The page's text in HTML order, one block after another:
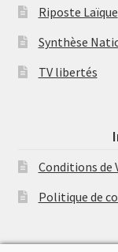
Riposte Laïque
Synthèse
TV libertés
Conditions de
Politique de